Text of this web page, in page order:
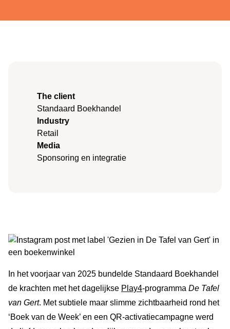
The client
Standaard Boekhandel
Industry
Retail
Media
Sponsoring en integratie
In het voorjaar van 2025 bundelde Standaard Boekhandel
de krachten met het dagelijkse Play4-programma De Tafel
van Gert. Met subtiele maar slimme zichtbaarheid rond het
‘Boek van de Week’ en een QR-activatiecampagne werd